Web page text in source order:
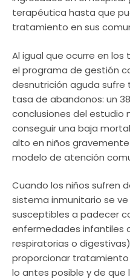
terapéutica hasta que
tratamiento en sus
Al igual que ocurre en
el programa de gestión
desnutrición aguda
tasa de abandonos: un
conclusiones del estudio
conseguir una baja
alto en niños
modelo de atención
Cuando los niños sufren
sistema inmunitario se
susceptibles a padecer
enfermedades infantiles
respiratorias o
proporcionar tratamiento
lo antes posible y de que